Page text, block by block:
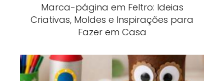
Marca-página em Feltro: Ideias
Criativas, Moldes e Inspirações para
Fazer em Casa